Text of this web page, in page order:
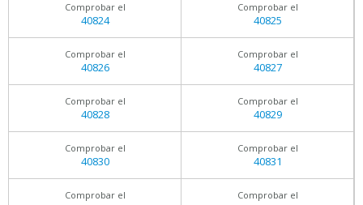
Comprobar el
40824
Comprobar el
40825
Comprobar el
40826
Comprobar el
40827
Comprobar el
40828
Comprobar el
40829
Comprobar el
40830
Comprobar el
40831
Comprobar el Comprobar el